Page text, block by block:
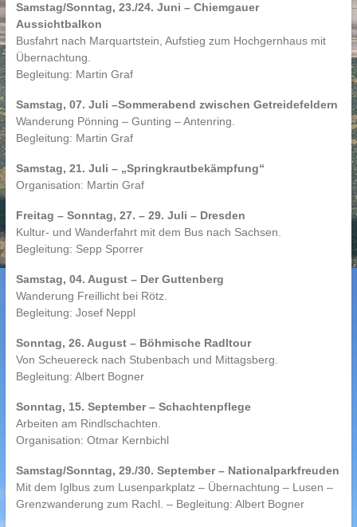
Samstag/Sonntag, 23./24. Juni – Chiemgauer
Aussichtbalkon
Busfahrt nach Marquartstein, Aufstieg zum Hochgernhaus mit
Übernachtung.
Begleitung: Martin Graf
Samstag, 07. Juli –Sommerabend zwischen Getreidefeldern
Wanderung Pönning – Gunting – Antenring.
Begleitung: Martin Graf
Samstag, 21. Juli – „Springkrautbekämpfung“
Organisation: Martin Graf
Freitag – Sonntag, 27. – 29. Juli – Dresden
Kultur- und Wanderfahrt mit dem Bus nach Sachsen.
Begleitung: Sepp Sporrer
Samstag, 04. August – Der Guttenberg
Wanderung Freillicht bei Rötz.
Begleitung: Josef Neppl
Sonntag, 26. August – Böhmische Radltour
Von Scheuereck nach Stubenbach und Mittagsberg.
Begleitung: Albert Bogner
Sonntag, 15. September – Schachtenpflege
Arbeiten am Rindlschachten.
Organisation: Otmar Kernbichl
Samstag/Sonntag, 29./30. September – Nationalparkfreuden
Mit dem Iglbus zum Lusenparkplatz – Übernachtung – Lusen –
Grenzwanderung zum Rachl. – Begleitung: Albert Bogner